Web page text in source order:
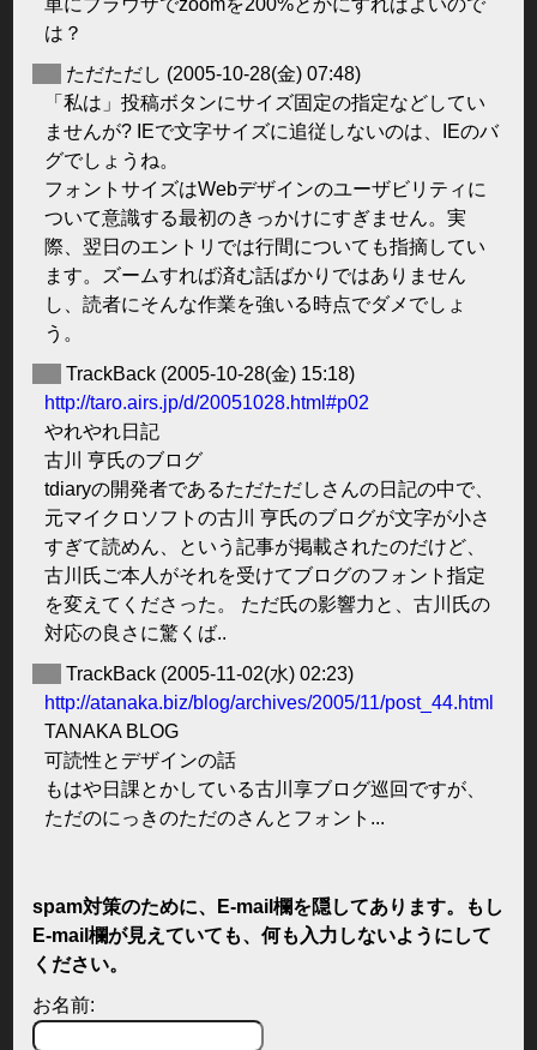
単にブラウザでzoomを200%とかにすればよいので
は？
ただただし (2005-10-28(金) 07:48)
「私は」投稿ボタンにサイズ固定の指定などしてい
ませんが? IEで文字サイズに追従しないのは、IEのバ
グでしょうね。
フォントサイズはWebデザインのユーザビリティに
ついて意識する最初のきっかけにすぎません。実
際、翌日のエントリでは行間についても指摘してい
ます。ズームすれば済む話ばかりではありません
し、読者にそんな作業を強いる時点でダメでしょ
う。
TrackBack (2005-10-28(金) 15:18)
http://taro.airs.jp/d/20051028.html#p02
やれやれ日記
古川 亨氏のブログ
tdiaryの開発者であるただただしさんの日記の中で、
元マイクロソフトの古川 亨氏のブログが文字が小さ
すぎて読めん、という記事が掲載されたのだけど、
古川氏ご本人がそれを受けてブログのフォント指定
を変えてくださった。 ただ氏の影響力と、古川氏の
対応の良さに驚くば..
TrackBack (2005-11-02(水) 02:23)
http://atanaka.biz/blog/archives/2005/11/post_44.html
TANAKA BLOG
可読性とデザインの話
もはや日課とかしている古川享ブログ巡回ですが、
ただのにっきのただのさんとフォント...
spam対策のために、E-mail欄を隠してあります。もし
E-mail欄が見えていても、何も入力しないようにして
ください。
お名前: